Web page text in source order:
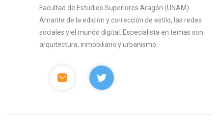
Facultad de Estudios Superiores Aragón (UNAM).
Amante de la edición y corrección de estilo, las redes
sociales y el mundo digital. Especialista en temas son
arquitectura, inmobiliario y urbanismo.